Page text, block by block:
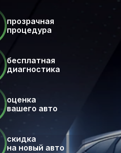
прозрачная
процедура
бесплатная
диагностика
оценка
вашего авто
скидка
на новый авто